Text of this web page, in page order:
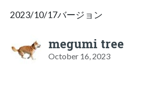
2023/10/17バージョン
megumi tree
October 16, 2023